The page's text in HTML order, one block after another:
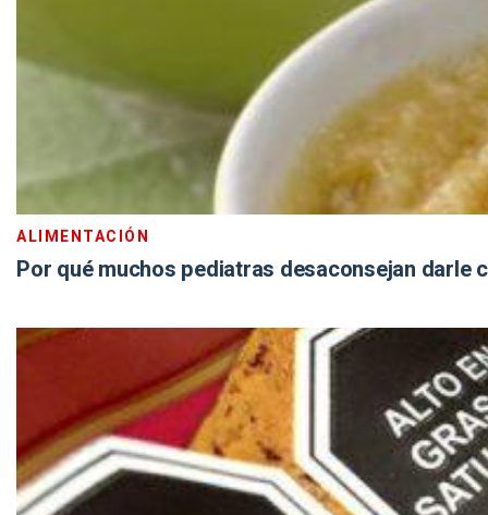
ALIMENTACIÓN
Por qué muchos pediatras desaconsejan darle